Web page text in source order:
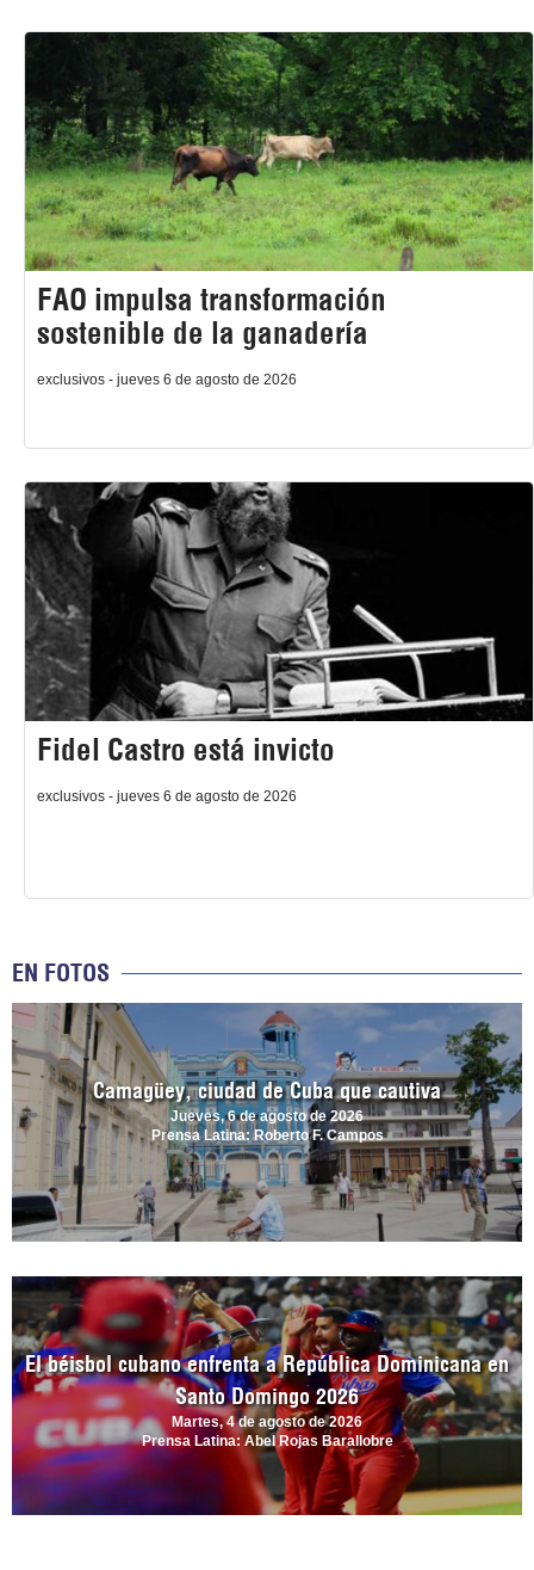
FAO impulsa transformación
sostenible de la ganadería
exclusivos - jueves 6 de agosto de 2026
Fidel Castro está invicto
exclusivos - jueves 6 de agosto de 2026
EN FOTOS
Camagüey, ciudad de Cuba que cautiva
Jueves, 6 de agosto de 2026
Prensa Latina: Roberto F. Campos
El béisbol cubano enfrenta a República Dominicana en
Santo Domingo 2026
Martes, 4 de agosto de 2026
Prensa Latina: Abel Rojas Barallobre